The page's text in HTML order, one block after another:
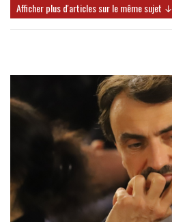
Afficher plus d'articles sur le même sujet ↓